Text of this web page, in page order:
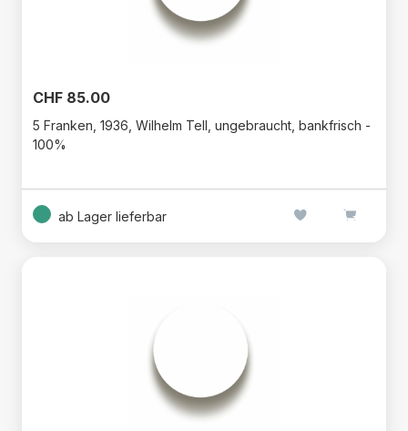
CHF 85.00
5 Franken, 1936, Wilhelm Tell, ungebraucht, bankfrisch -
100%
ab Lager lieferbar